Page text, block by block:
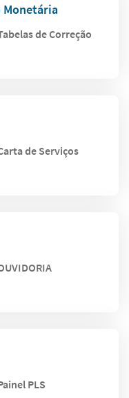
Monetária
de Correção
de Serviços
PLS